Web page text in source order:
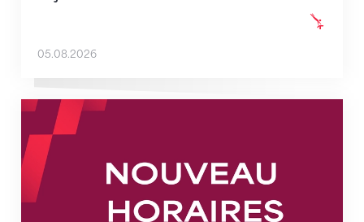
05.08.2026
Nouveaux horaires du secrétariat dès le 1er août